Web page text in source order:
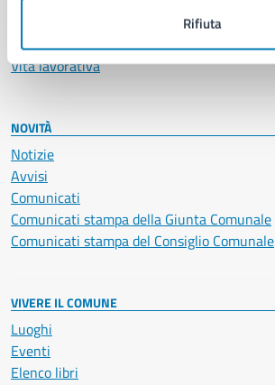
Rifiuta
Salute, benessere e assistenza
Servizi Cimiteriali
Vita lavorativa
NOVITÀ
Notizie
Avvisi
Comunicati
Comunicati stampa della Giunta Comunale
Comunicati stampa del Consiglio Comunale
VIVERE IL COMUNE
Luoghi
Eventi
Elenco libri